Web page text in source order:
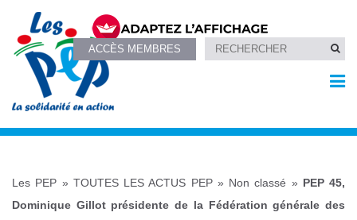
ACCÈS MEMBRES
Les PEP » TOUTES LES ACTUS PEP» Non classé » PEP 45,
Dominique Gillot présidente de la Fédération générale des